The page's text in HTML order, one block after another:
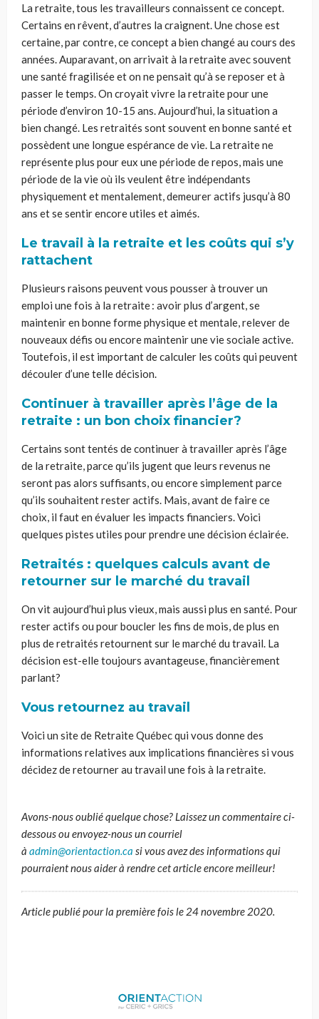
La retraite, tous les travailleurs connaissent ce concept.
Certains en rêvent, d’autres la craignent. Une chose est
certaine, par contre, ce concept a bien changé au cours des
années. Auparavant, on arrivait à la retraite avec souvent
une santé fragilisée et on ne pensait qu’à se reposer et à
passer le temps. On croyait vivre la retraite pour une
période d’environ 10-15 ans. Aujourd’hui, la situation a
bien changé. Les retraités sont souvent en bonne santé et
possèdent une longue espérance de vie. La retraite ne
représente plus pour eux une période de repos, mais une
période de la vie où ils veulent être indépendants
physiquement et mentalement, demeurer actifs jusqu’à 80
ans et se sentir encore utiles et aimés.
Le travail à la retraite et les coûts qui s’y
rattachent
Plusieurs raisons peuvent vous pousser à trouver un
emploi une fois à la retraite : avoir plus d’argent, se
maintenir en bonne forme physique et mentale, relever de
nouveaux défis ou encore maintenir une vie sociale active.
Toutefois, il est important de calculer les coûts qui peuvent
découler d’une telle décision.
Continuer à travailler après l’âge de la
retraite : un bon choix financier?
Certains sont tentés de continuer à travailler après l’âge
de la retraite, parce qu’ils jugent que leurs revenus ne
seront pas alors suffisants, ou encore simplement parce
qu’ils souhaitent rester actifs. Mais, avant de faire ce
choix, il faut en évaluer les impacts financiers. Voici
quelques pistes utiles pour prendre une décision éclairée.
Retraités : quelques calculs avant de
retourner sur le marché du travail
On vit aujourd’hui plus vieux, mais aussi plus en santé. Pour
rester actifs ou pour boucler les fins de mois, de plus en
plus de retraités retournent sur le marché du travail. La
décision est-elle toujours avantageuse, financièrement
parlant?
Vous retournez au travail
Voici un site de Retraite Québec qui vous donne des
informations relatives aux implications financières si vous
décidez de retourner au travail une fois à la retraite.
Avons-nous oublié quelquechose? Laissez un commentaire ci-
dessous ou envoyez-nous un courriel
à admin@orientaction.ca sivous avez des informations qui
pourraient nous aider à rendre cet article encore meilleur!
Article publié pour la première fois le 24 novembre 2020.